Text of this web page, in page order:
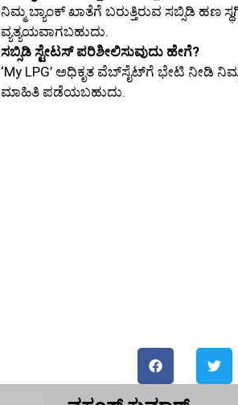
ನಿಮ್ಮ ಬ್ಯಾಂಕ್ ಖಾತೆಗೆ ಬರುತ್ತಿರುವ ಸಬ್ಸಿಡಿ ಹಣ
ವ್ಯತ್ಯಯವಾಗಬಹುದು.
ಸಬ್ಸಿಡಿ ಸ್ಟೇಟಸ್ ಪರಿಶೀಲಿಸುವುದು ಹೇಗೆ?
‘My LPG’ ಅಧಿಕೃತ ವೆಬ್‌ಸೈಟ್‌ಗೆ ಭೇಟಿ ನೀಡಿ
ಮಾಹಿತಿ ಪಡೆಯಬಹುದು.